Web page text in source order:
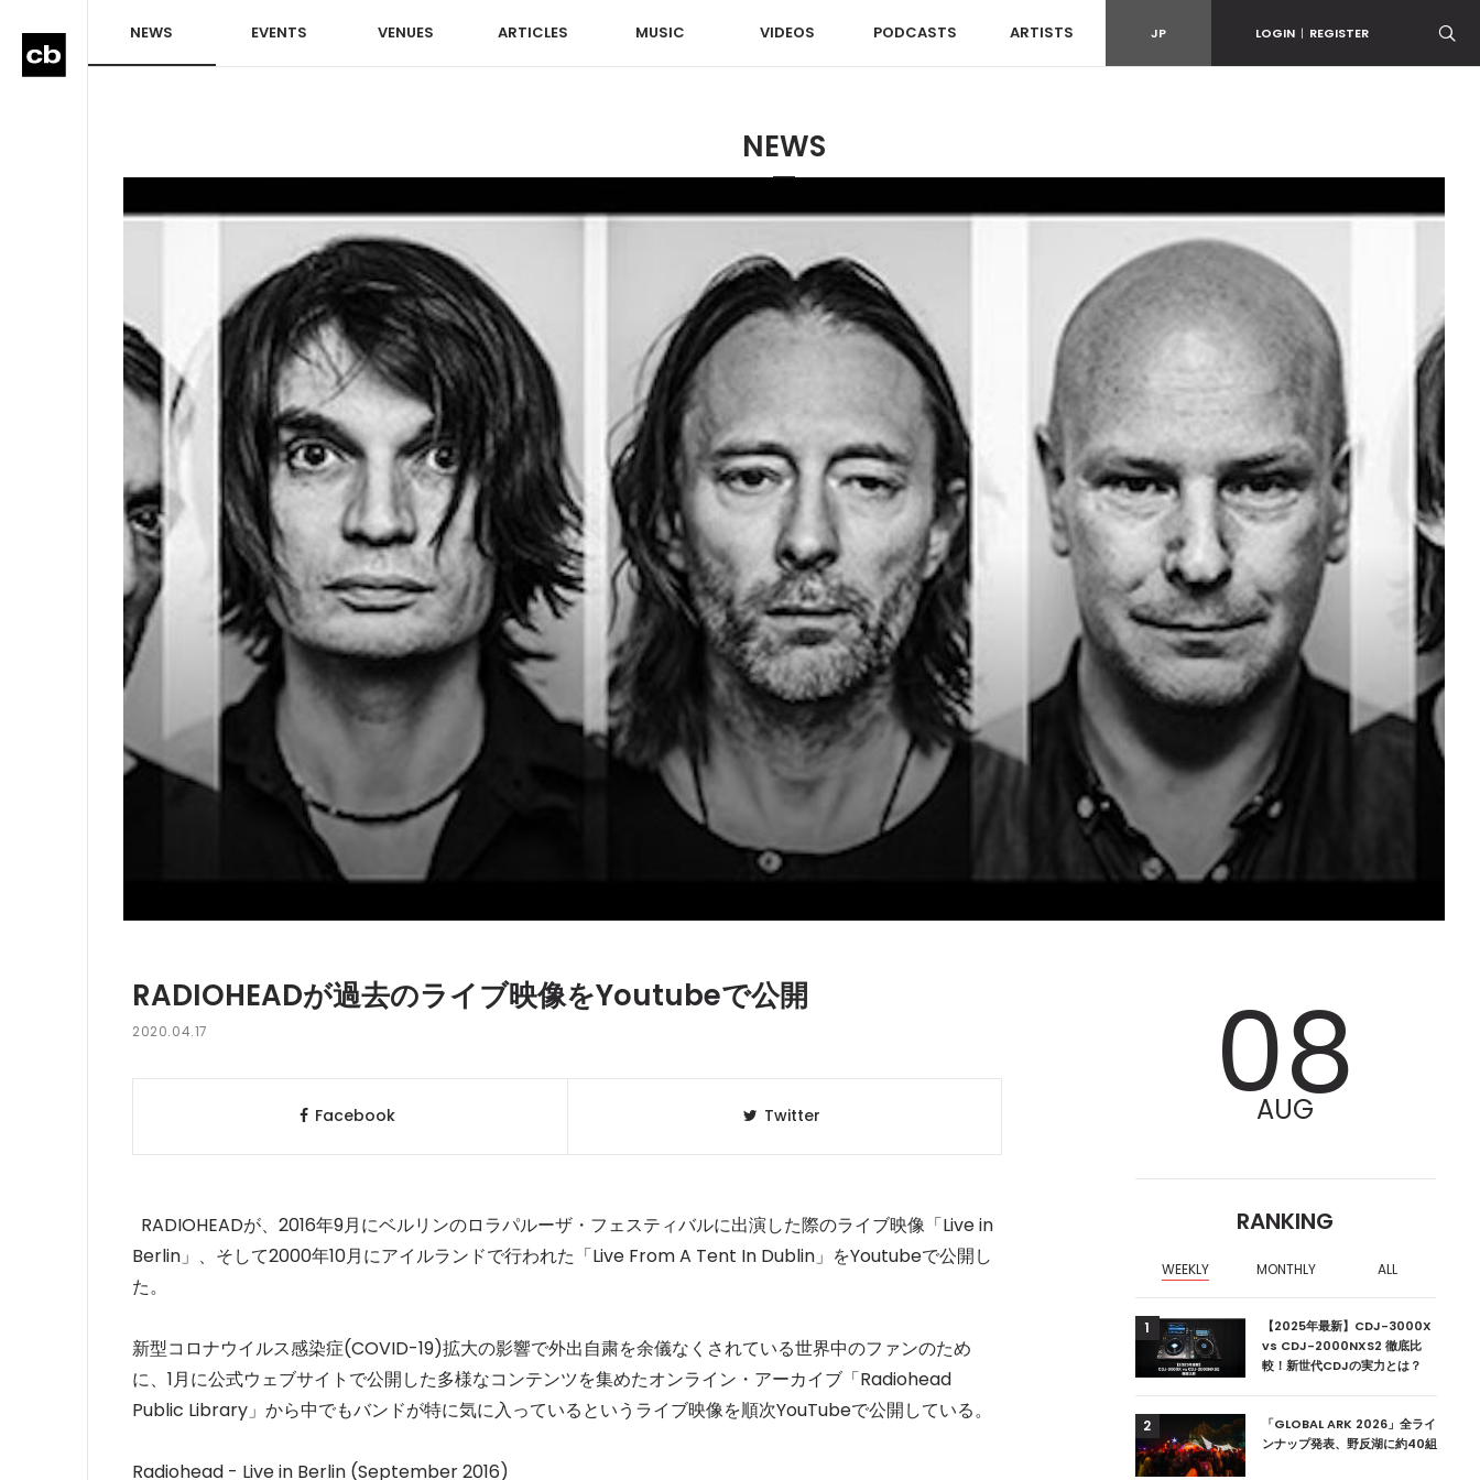
NEWS EVENTS VENUES ARTICLES MUSIC VIDEOS PODCASTS ARTISTS JP LOGIN | REGISTER
NEWS
RADIOHEADが過去のライブ映像をYoutubeで公開
2020.04.17
Facebook Twitter
RADIOHEADが、2016年9月にベルリンのロラパルーザ・フェスティバルに出演した際のライブ映像「Live in
Berlin」、そして2000年10月にアイルランドで行われた「Live From A Tent In Dublin」をYoutubeで公開し
た。
新型コロナウイルス感染症(COVID-19)拡大の影響で外出自粛を余儀なくされている世界中のファンのため
に、1月に公式ウェブサイトで公開した多様なコンテンツを集めたオンライン・アーカイブ「Radiohead
Public Library」から中でもバンドが特に気に入っているというライブ映像を順次YouTubeで公開している。
Radiohead - Live in Berlin (September 2016)
08
AUG
RANKING
WEEKLY MONTHLY ALL
のおすすめクラブ10選【2024
ニュージーランドの新首相は元
1
【2025年最新】CDJ-3000X
vs CDJ-2000NXS2 徹底比
較！新世代CDJの実力とは？
2
「GLOBAL ARK 2026」全ライ
ンナップ発表、野反湖に約40組